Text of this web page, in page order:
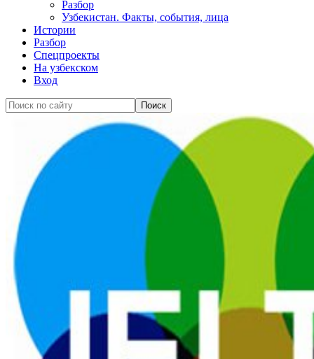
Разбор
Узбекистан. Факты, события, лица
Истории
Разбор
Спецпроекты
На узбекском
Вход